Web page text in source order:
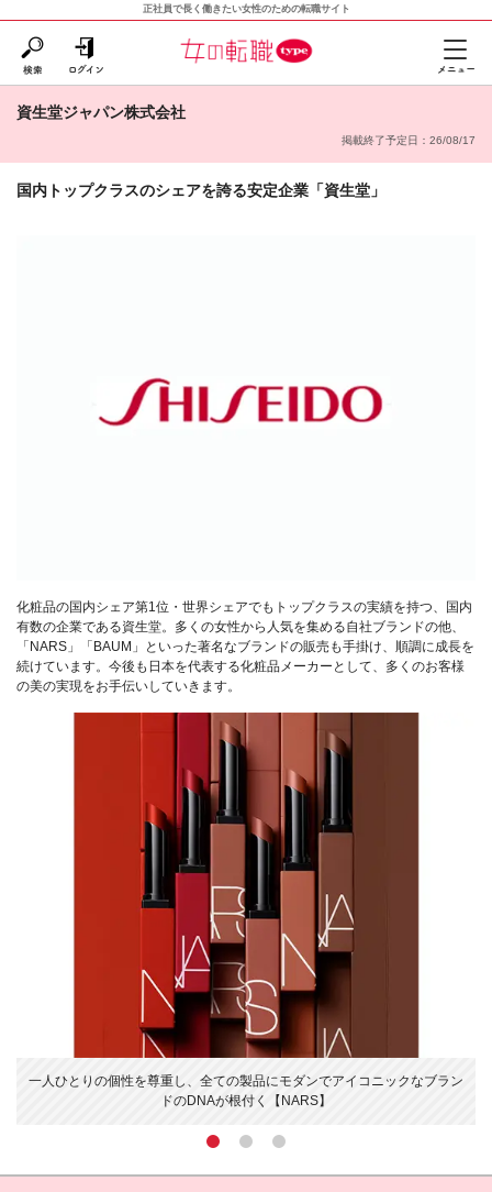
正社員で長く働きたい女性のための転職サイト
資生堂ジャパン株式会社
掲載終了予定日：26/08/17
国内トップクラスのシェアを誇る安定企業「資生堂」
化粧品の国内シェア第1位・世界シェアでもトップクラスの実績を持つ、国内
有数の企業である資生堂。多くの女性から人気を集める自社ブランドの他、
「NARS」「BAUM」といった著名なブランドの販売も手掛け、順調に成長を
続けています。今後も日本を代表する化粧品メーカーとして、多くのお客様
の美の実現をお手伝いしていきます。
一人ひとりの個性を尊重し、全ての製品にモダンでアイコニックなブラン
ドのDNAが根付く【NARS】